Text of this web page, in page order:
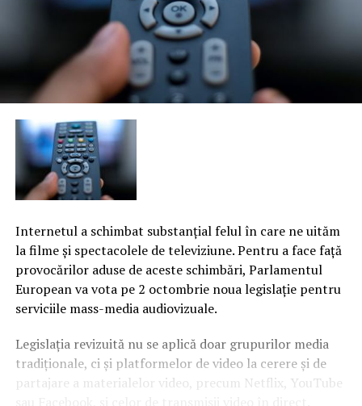
Internetul a schimbat substanţial felul în care ne uităm
la filme şi spectacolele de televiziune. Pentru a face faţă
provocărilor aduse de aceste schimbări, Parlamentul
European va vota pe 2 octombrie noua legislaţie pentru
serviciile mass-media audiovizuale.
Legislaţia revizuită nu se aplică doar grupurilor media
tradiţionale, ci şi platformelor de video la cerere şi de
partajare a materialelor video, precum Netflix, YouTube